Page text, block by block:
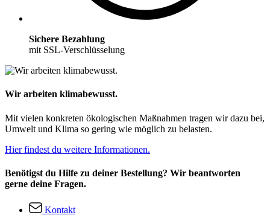
Sichere Bezahlung
mit SSL-Verschlüsselung
Wir arbeiten klimabewusst.
Mit vielen konkreten ökologischen Maßnahmen tragen wir dazu bei,
Umwelt und Klima so gering wie möglich zu belasten.
Hier findest du weitere Informationen.
Benötigst du Hilfe zu deiner Bestellung? Wir beantworten
gerne deine Fragen.
Kontakt